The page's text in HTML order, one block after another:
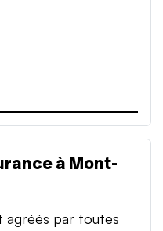
à Mont-
agréés par toutes